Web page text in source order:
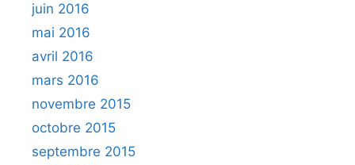
juin 2016
mai 2016
avril 2016
mars 2016
novembre 2015
octobre 2015
septembre 2015